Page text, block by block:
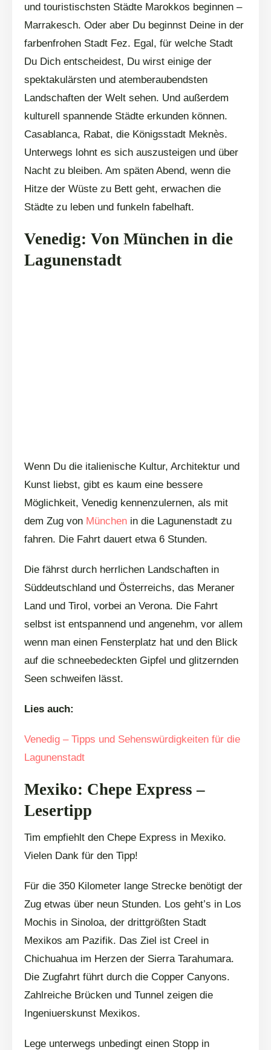
und touristischsten Städte Marokkos beginnen –
Marrakesch. Oder aber Du beginnst Deine in der
farbenfrohen Stadt Fez. Egal, für welche Stadt
Du Dich entscheidest, Du wirst einige der
spektakulärsten und atemberaubendsten
Landschaften der Welt sehen. Und außerdem
kulturell spannende Städte erkunden können.
Casablanca, Rabat, die Königsstadt Meknès.
Unterwegs lohnt es sich auszusteigen und über
Nacht zu bleiben. Am späten Abend, wenn die
Hitze der Wüste zu Bett geht, erwachen die
Städte zu leben und funkeln fabelhaft.
Venedig: Von München in die
Lagunenstadt
Wenn Du die italienische Kultur, Architektur und
Kunst liebst, gibt es kaum eine bessere
Möglichkeit, Venedig kennenzulernen, als mit
dem Zug von München in die Lagunenstadt zu
fahren. Die Fahrt dauert etwa 6 Stunden.
Die fährst durch herrlichen Landschaften in
Süddeutschland und Österreichs, das Meraner
Land und Tirol, vorbei an Verona. Die Fahrt
selbst ist entspannend und angenehm, vor allem
wenn man einen Fensterplatz hat und den Blick
auf die schneebedeckten Gipfel und glitzernden
Seen schweifen lässt.
Lies auch:
Venedig – Tipps und Sehenswürdigkeiten für die
Lagunenstadt
Mexiko: Chepe Express –
Lesertipp
Tim empfiehlt den Chepe Express in Mexiko.
Vielen Dank für den Tipp!
Für die 350 Kilometer lange Strecke benötigt der
Zug etwas über neun Stunden. Los geht’s in Los
Mochis in Sinoloa, der drittgrößten Stadt
Mexikos am Pazifik. Das Ziel ist Creel in
Chichuahua im Herzen der Sierra Tarahumara.
Die Zugfahrt führt durch die Copper Canyons.
Zahlreiche Brücken und Tunnel zeigen die
Ingeniuerskunst Mexikos.
Lege unterwegs unbedingt einen Stopp in